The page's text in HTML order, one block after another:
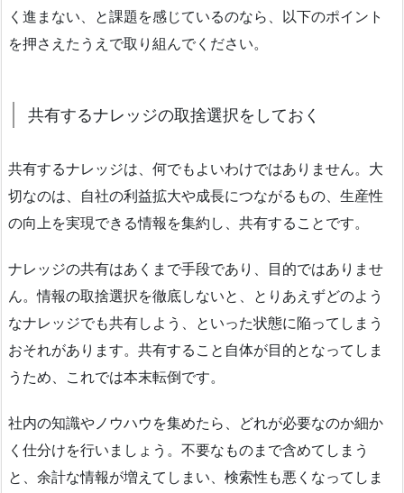
く進まない、と課題を感じているのなら、以下のポイント
を押さえたうえで取り組んでください。
共有するナレッジの取捨選択をしておく
共有するナレッジは、何でもよいわけではありません。大
切なのは、自社の利益拡大や成長につながるもの、生産性
の向上を実現できる情報を集約し、共有することです。
ナレッジの共有はあくまで手段であり、目的ではありませ
ん。情報の取捨選択を徹底しないと、とりあえずどのよう
なナレッジでも共有しよう、といった状態に陥ってしまう
おそれがあります。共有すること自体が目的となってしま
うため、これでは本末転倒です。
社内の知識やノウハウを集めたら、どれが必要なのか細か
く仕分けを行いましょう。不要なものまで含めてしまう
と、余計な情報が増えてしまい、検索性も悪くなってしま